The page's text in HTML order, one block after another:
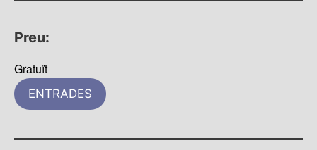
Preu:
Gratuït
ENTRADES